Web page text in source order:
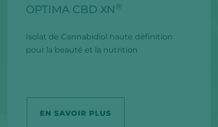
OPTIMA CBD XN®
Isolat de Cannabidiol haute définition
pour la beauté et la nutrition
EN SAVOIR PLUS